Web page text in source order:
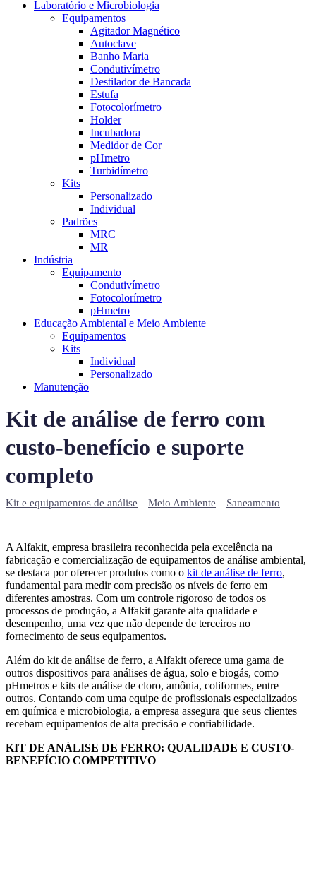
Laboratório e Microbiologia
Equipamentos
Agitador Magnético
Autoclave
Banho Maria
Condutivímetro
Destilador de Bancada
Estufa
Fotocolorímetro
Holder
Incubadora
Medidor de Cor
pHmetro
Turbidímetro
Kits
Personalizado
Individual
Padrões
MRC
MR
Indústria
Equipamento
Condutivímetro
Fotocolorímetro
pHmetro
Educação Ambiental e Meio Ambiente
Equipamentos
Kits
Individual
Personalizado
Manutenção
Kit de análise de ferro com
custo-benefício e suporte
completo
Kit e equipamentos de análise Meio Ambiente Saneamento
A Alfakit, empresa brasileira reconhecida pela excelência na
fabricação e comercialização de equipamentos de análise ambiental,
se destaca por oferecer produtos como o kit de análise de ferro,
fundamental para medir com precisão os níveis de ferro em
diferentes amostras. Com um controle rigoroso de todos os
processos de produção, a Alfakit garante alta qualidade e
desempenho, uma vez que não depende de terceiros no
fornecimento de seus equipamentos.
Além do kit de análise de ferro, a Alfakit oferece uma gama de
outros dispositivos para análises de água, solo e biogás, como
pHmetros e kits de análise de cloro, amônia, coliformes, entre
outros. Contando com uma equipe de profissionais especializados
em química e microbiologia, a empresa assegura que seus clientes
recebam equipamentos de alta precisão e confiabilidade.
KIT DE ANÁLISE DE FERRO: QUALIDADE E CUSTO-
BENEFÍCIO COMPETITIVO